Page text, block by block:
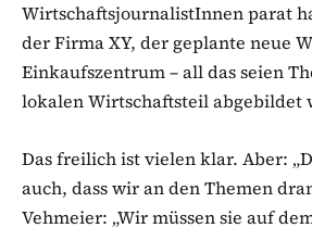
WirtschaftsjournalistInnen parat
der Firma XY, der geplante neue
Einkaufszentrum – all das seien
lokalen Wirtschaftsteil abgebildet
Das freilich ist vielen klar. Aber:
auch, dass wir an den Themen
Vehmeier: „Wir müssen sie auf